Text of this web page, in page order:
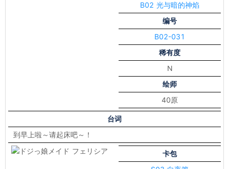
B02 光与暗的神焰
编号
B02-031
稀有度
N
绘师
40原
台词
到早上啦～请起床吧～！
卡包